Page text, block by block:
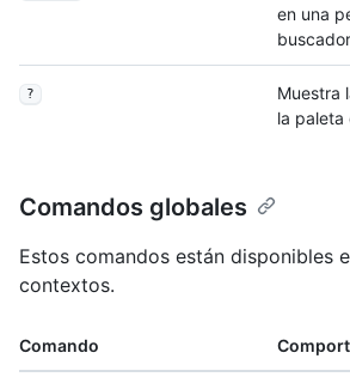
en una
?
Muestra
la paleta
Comandos globales
Estos comandos están disponibles
contextos.
Comando